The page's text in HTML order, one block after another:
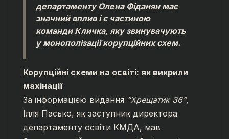
департаменту Олена Фіданян має
значний вплив і є частиною
команди Кличка, яку звинувачують
у монополізації корупційних схем.
Корупційні схеми на освіті: як викрили
махінації
За інформацією видання “Хрещатик 36”,
Ілля Пасько, як заступник директора
департаменту освіти КМДА, мав